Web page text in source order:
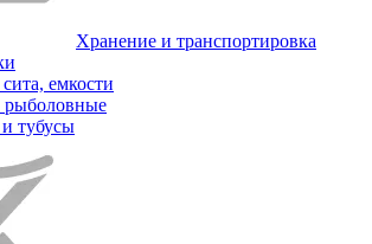
Хранение и транспортировка
емкости
тубусы